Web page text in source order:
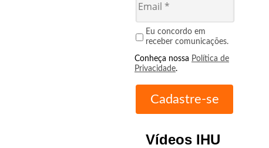
Eu concordo em
receber comunicações.
Conheça nossa Política de
Privacidade.
Vídeos IHU